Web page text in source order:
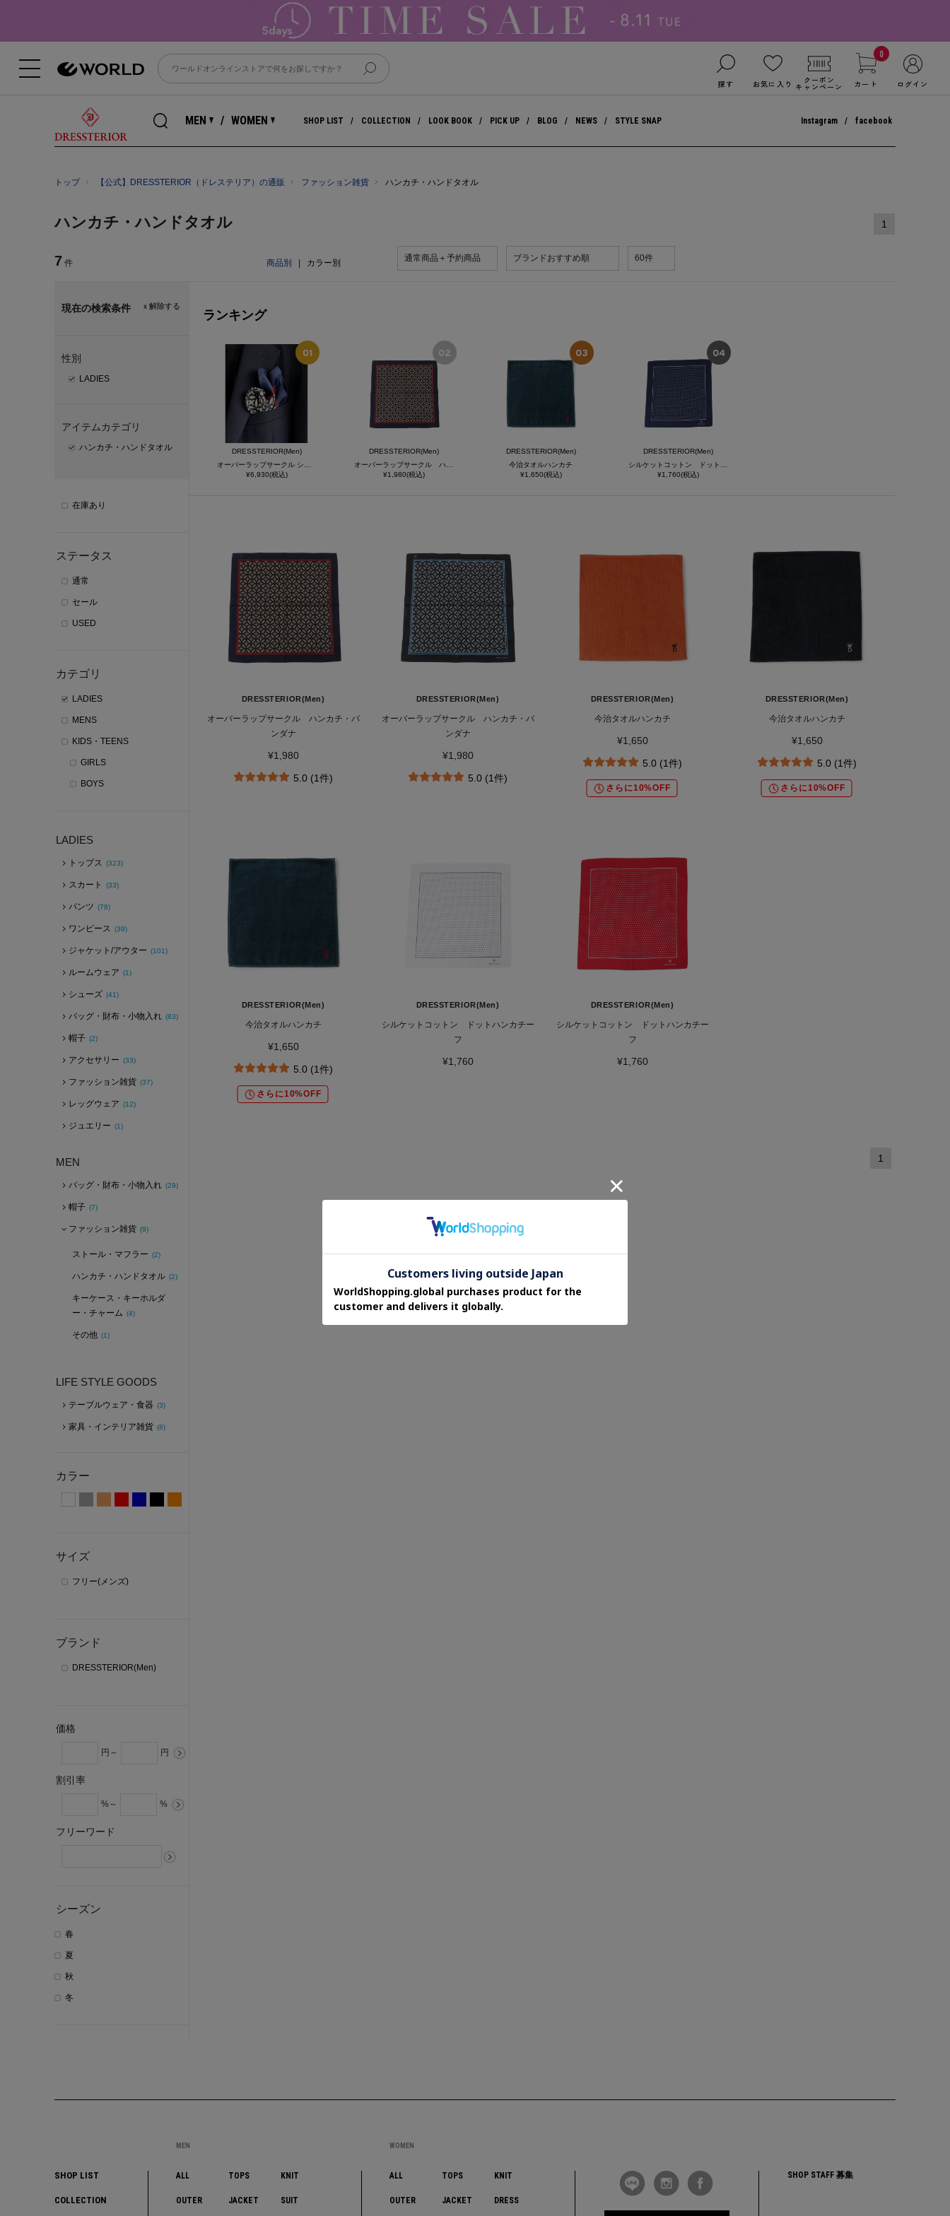
探す お気に入り クーポン
キャンペーン
0
カート ログイン
MEN WOMEN SHOP LIST COLLECTION LOOK BOOK PICK UP BLOG NEWS STYLE SNAP Instagram facebook
トップ 【公式】DRESSTERIOR（ドレステリア）の通販 ファッション雑貨 ハンカチ・ハンドタオル
ハンカチ・ハンドタオル
7 件 商品別 カラー別 通常商品＋予約商品 ブランドおすすめ順 60件
1
ｘ解除する
現在の検索条件
性別
LADIES
アイテムカテゴリ
ハンカチ・ハンドタオル
在庫あり
ステータス
通常
セール
USED
カテゴリ
LADIES
MENS
KIDS・TEENS
GIRLS
BOYS
LADIES
トップス (323)
スカート (33)
パンツ (78)
ワンピース (39)
ジャケット/アウター (101)
ルームウェア (1)
シューズ (41)
バッグ・財布・小物入れ (83)
帽子 (2)
アクセサリー (33)
ファッション雑貨 (37)
レッグウェア (12)
ジュエリー (1)
MEN
バッグ・財布・小物入れ (29)
帽子 (7)
ファッション雑貨 (9)
ストール・マフラー (2)
ハンカチ・ハンドタオル (2)
キーケース・キーホルダ
ー・チャーム (4)
その他 (1)
LIFE STYLE GOODS
テーブルウェア・食器 (3)
家具・インテリア雑貨 (8)
カラー
サイズ
フリー(メンズ)
ブランド
DRESSTERIOR(Men)
価格
円～ 円
割引率
%～ %
フリーワード
シーズン
春
夏
秋
冬
ランキング
DRESSTERIOR(Men)
¥6,930(税込)
DRESSTERIOR(Men)
¥1,980(税込)
DRESSTERIOR(Men)
今治タオルハンカチ
¥1,650(税込)
DRESSTERIOR(Men)
¥1,760(税込)
DRESSTERIOR(Men)
オーバーラップサークル ハンカチ・バ
ンダナ
¥1,980
5.0 (1件)
DRESSTERIOR(Men)
オーバーラップサークル ハンカチ・バ
ンダナ
¥1,980
5.0 (1件)
DRESSTERIOR(Men)
今治タオルハンカチ
¥1,650
5.0 (1件)
さらに10%OFF
DRESSTERIOR(Men)
今治タオルハンカチ
¥1,650
5.0 (1件)
さらに10%OFF
DRESSTERIOR(Men)
今治タオルハンカチ
¥1,650
5.0 (1件)
さらに10%OFF
DRESSTERIOR(Men)
シルケットコットン ドットハンカチー
フ
¥1,760
DRESSTERIOR(Men)
シルケットコットン ドットハンカチー
フ
¥1,760
1
SHOP LIST
COLLECTION
MEN
ALL TOPS KNIT
OUTER JACKET SUIT
WOMEN
ALL TOPS KNIT
OUTER JACKET DRESS
SHOP STAFF 募集